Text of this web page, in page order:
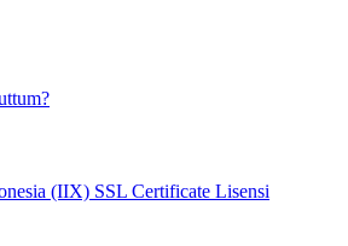
(IIX) SSL Certificate Lisensi